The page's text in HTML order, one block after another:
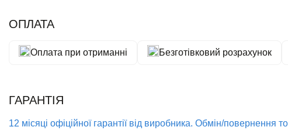
ОПЛАТА
Оплата при отриманні Безготівковий розрахунок
ГАРАНТІЯ
12 місяці офіційної гарантії від виробника. Обмін/повернення